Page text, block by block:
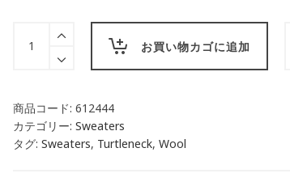
quantity お買い物カゴに追加
商品コード: 612444
カテゴリー: Sweaters
タグ: Sweaters, Turtleneck, Wool